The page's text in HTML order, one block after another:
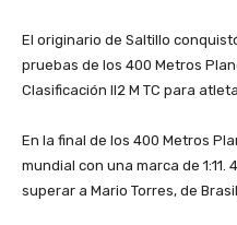
El originario de Saltillo
pruebas de los 400 Metros
Clasificación II2 M TC para
En la final de los 400 Metros
mundial con una marca de 1:11.
superar a Mario Torres, de